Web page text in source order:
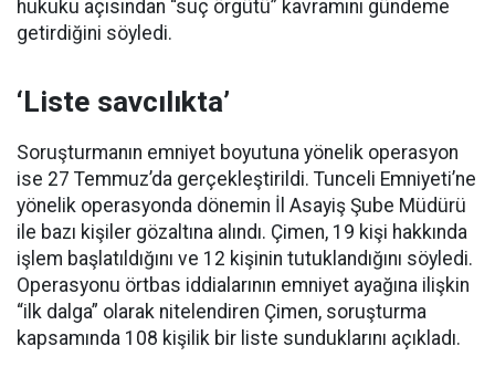
hukuku açısından “suç örgütü” kavramını gündeme
getirdiğini söyledi.
‘Liste savcılıkta’
Soruşturmanın emniyet boyutuna yönelik operasyon
ise 27 Temmuz’da gerçekleştirildi. Tunceli Emniyeti’ne
yönelik operasyonda dönemin İl Asayiş Şube Müdürü
ile bazı kişiler gözaltına alındı. Çimen, 19 kişi hakkında
işlem başlatıldığını ve 12 kişinin tutuklandığını söyledi.
Operasyonu örtbas iddialarının emniyet ayağına ilişkin
“ilk dalga” olarak nitelendiren Çimen, soruşturma
kapsamında 108 kişilik bir liste sunduklarını açıkladı.